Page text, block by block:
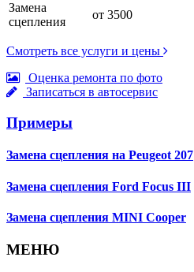
Замена
сцепления
от 3500
Смотреть все услуги и цены
Оценка ремонта по фото
Записаться в автосервис
Примеры
Замена сцепления на Peugeot 207
Замена сцепления Ford Focus III
Замена сцепления MINI Cooper
МЕНЮ